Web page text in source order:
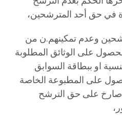
في حق أحد المترشحين،
وعدم تمكينهم.ن من
على الوثائق المطلوبة
او ببطاقة السوابق
على المطبوعة الخاصة
صارخ على حق الترشح